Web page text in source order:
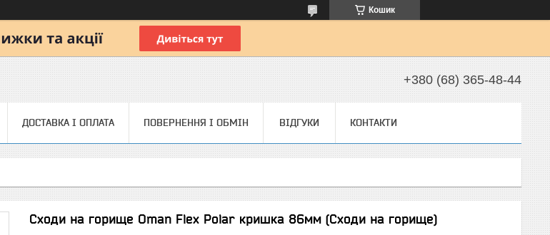
Кошик
+380 (68) 365-48-44
ДОСТАВКА І ОПЛАТА ПОВЕРНЕННЯ І ОБМІН ВІДГУКИ КОНТАКТИ
Сходи на горище Oman Flex Polar кришка 86мм (Сходи на горище)